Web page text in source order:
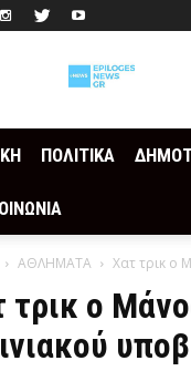
ΠΟΛΙΤΙΚΑ
ΑΘΛΗΜΑΤΑ Xατ τρικ o
τρικ o